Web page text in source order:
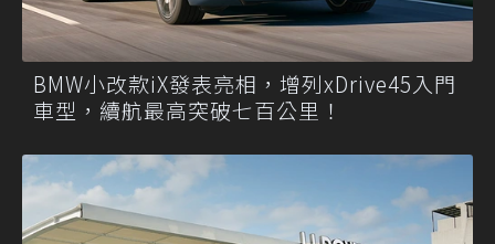
BMW小改款iX發表亮相，增列xDrive45入門
車型，續航最高突破七百公里！